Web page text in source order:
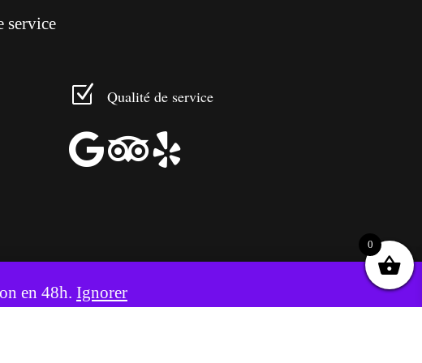
en 48h. Ignorer
service
Z Qualité de service

Refuser
0